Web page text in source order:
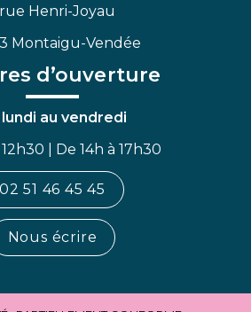
rue Henri-Joyau
Montaigu-Vendée
d’ouverture
lundi au vendredi
| De 14h à 17h30
02 51 46 45 45
Nous écrire